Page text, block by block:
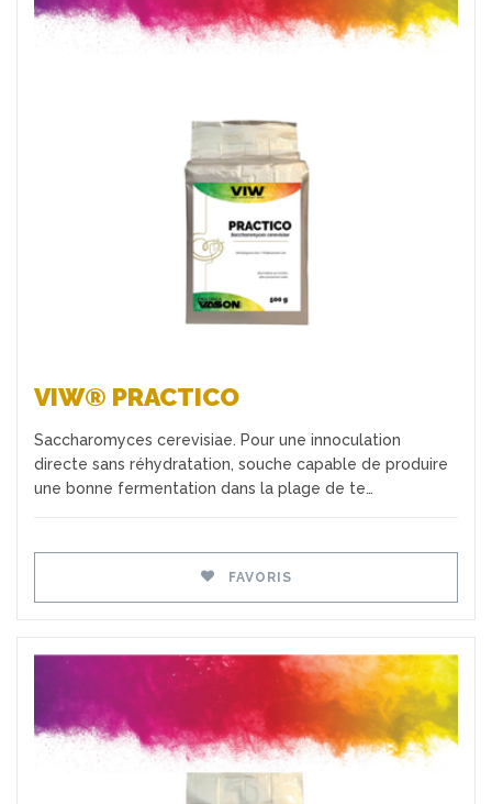
VIW® PRACTICO
Saccharomyces cerevisiae. Pour une innoculation
directe sans réhydratation, souche capable de produire
une bonne fermentation dans la plage de te…
FAVORIS